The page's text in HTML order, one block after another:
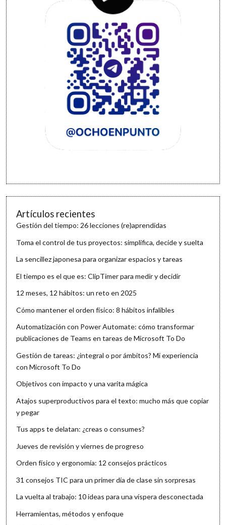
Artículos recientes
Gestión del tiempo: 26 lecciones (re)aprendidas
Toma el control de tus proyectos: simplifica, decide y suelta
La sencillez japonesa para organizar espacios y tareas
El tiempo es el que es: ClipTimer para medir y decidir
12 meses, 12 hábitos: un reto en 2025
Cómo mantener el orden físico: 8 hábitos infalibles
Automatización con Power Automate: cómo transformar
publicaciones de Teams en tareas de Microsoft To Do
Gestión de tareas: ¿integral o por ámbitos? Mi experiencia
con Microsoft To Do
Objetivos con impacto y una varita mágica
Atajos superproductivos para el texto: mucho más que copiar
y pegar
Tus apps te delatan: ¿creas o consumes?
Jueves de revisión y viernes de progreso
Orden físico y ergonomía: 12 consejos prácticos
31 consejos TIC para un primer día de clase sin sorpresas
La vuelta al trabajo: 10 ideas para una víspera desconectada
Herramientas, métodos y enfoque